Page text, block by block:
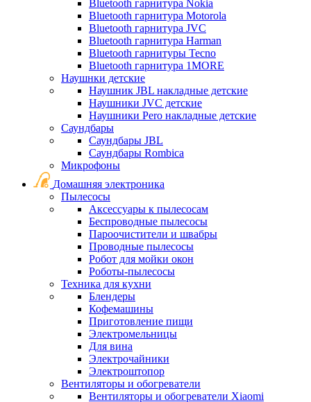
Bluetooth гарнитура Nokia
Bluetooth гарнитура Motorola
Bluetooth гарнитура JVC
Bluetooth гарнитура Harman
Bluetooth гарнитуры Tecno
Bluetooth гарнитура 1MORE
Наушнки детские
Наушник JBL накладные детские
Наушники JVC детские
Наушники Pero накладные детские
Саундбары
Саундбары JBL
Саундбары Rombica
Микрофоны
Домашняя электроника
Пылесосы
Аксессуары к пылесосам
Беспроводные пылесосы
Пароочистители и швабры
Проводные пылесосы
Робот для мойки окон
Роботы-пылесосы
Техника для кухни
Блендеры
Кофемашины
Приготовление пищи
Электромельницы
Для вина
Электрочайники
Электроштопор
Вентиляторы и обогреватели
Вентиляторы и обогреватели Xiaomi